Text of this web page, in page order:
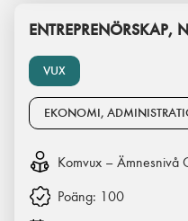
VUX
ENTREPRENÖRSKAP,
EKONOMI,
Komvux – Ämnesnivå
Poäng: 100